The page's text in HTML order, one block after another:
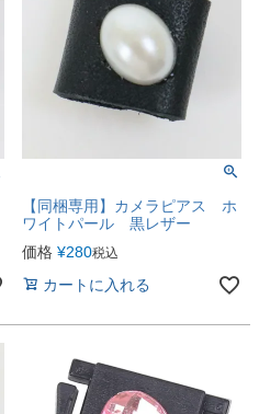
【同梱専用】カメラピアス ホ
ワイトパール 黒レザー
価格 ¥280税込
カートに入れる